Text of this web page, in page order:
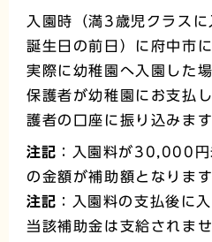
入園時（満3歳児クラス
誕生日の前日）に府中市
実際に幼稚園へ入園した
保護者が幼稚園にお支払
護者の口座に振り込みます
注記 ：入園料が30,000円
の金額が補助額となります
注記 ：入園料の支払後に
当該補助金は支給されませ